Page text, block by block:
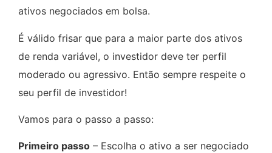
ativos negociados em bolsa.
É válido frisar que para a maior parte dos ativos
de renda variável, o investidor deve ter perfil
moderado ou agressivo. Então sempre respeite o
seu perfil de investidor!
Vamos para o passo a passo:
Primeiro passo – Escolha o ativo a ser negociado